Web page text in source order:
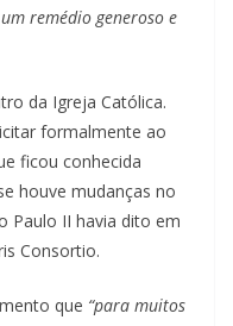
remédio generoso e
da Igreja Católica.
formalmente ao
ficou conhecida
houve mudanças no
Paulo II havia dito em
Consortio.
que “para muitos